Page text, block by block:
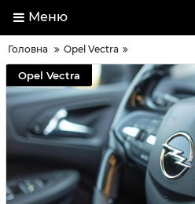
Меню
Головна Opel Vectra
Opel Vectra